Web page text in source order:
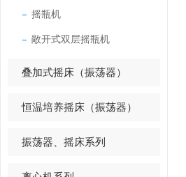
摇瓶机
敞开式双层摇瓶机
叠加式摇床（振荡器）
恒温培养摇床（振荡器）
振荡器、摇床系列